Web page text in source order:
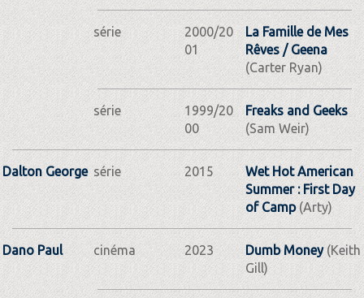
série
2000/20
01
La Famille de Mes
Rêves / Geena
(Carter Ryan)
série
1999/20
00
Freaks and Geeks
(Sam Weir)
Dalton George série 2015
Wet Hot American
Summer : First Day
of Camp(Arty)
Dano Paul cinéma 2023 Dumb Money(Keith
Gill)